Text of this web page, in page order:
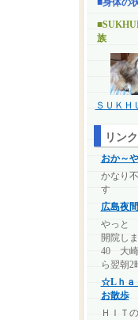
■身体の
族
ＳＵＫＨ
リンク
おか～
かなり
す
広島夜
やっと
開院し
40 大崎
ら翌朝
☆Lｈａ
お散歩
ＨＩＴ